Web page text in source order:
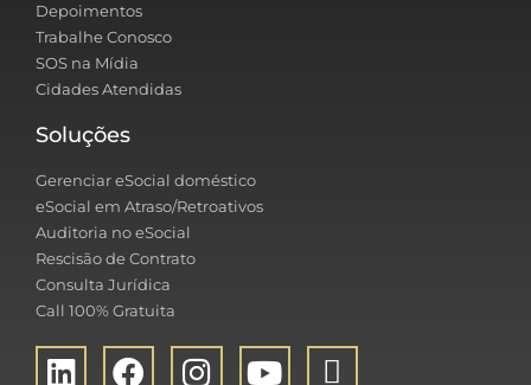
Depoimentos
Trabalhe Conosco
SOS na Mídia
Cidades Atendidas
Soluções
Gerenciar eSocial doméstico
eSocial em Atraso/Retroativos
Auditoria no eSocial
Rescisão de Contrato
Consulta Jurídica
Call 100% Gratuita